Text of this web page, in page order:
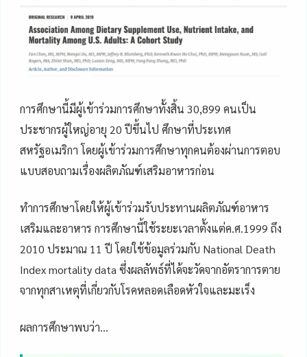
การศึกษานี้มีผู้เข้าร่วมการศึกษาทั้งสิ้น 30,899 คนเป็น
ประชากรผู้ใหญ่อายุ 20 ปีขึ้นไป ศึกษาที่ประเทศ
สหรัฐอเมริกา โดยผู้เข้าร่วมการศึกษาทุกคนต้องผ่านการตอบ
แบบสอบถามเรื่องผลิตภัณฑ์เสริมอาหารก่อน
ทำการศึกษาโดยให้ผู้เข้าร่วมรับประทานผลิตภัณฑ์อาหาร
เสริมและอาหาร การศึกษานี้ใช้ระยะเวลาตั้งแต่ค.ศ.1999 ถึง
2010 ประมาณ 11 ปี โดยใช้ข้อมูลร่วมกับ National Death
Index mortality data ซึ่งผลลัพธ์ที่ได้จะวัดจากอัตราการตาย
จากทุกสาเหตุที่เกี่ยวกับโรคหลอดเลือดหัวใจและมะเร็ง
ผลการศึกษาพบว่า…